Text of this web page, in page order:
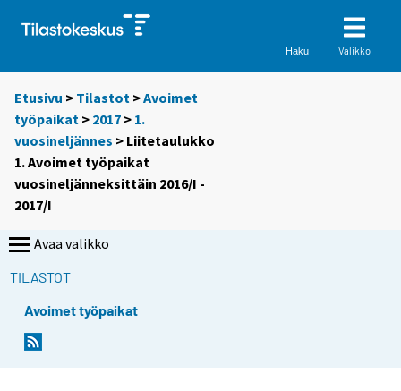
Haku Valikko
Etusivu > Tilastot >Avoimet
työpaikat > 2017 > 1.
vuosineljännes > Liitetaulukko
1. Avoimet työpaikat
vuosineljänneksittäin 2016/I -
2017/I
Avaa valikko
TILASTOT
Avoimet työpaikat